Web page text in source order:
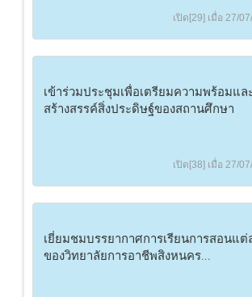
เปิด[29] เมื่อ 27/
เข้าร่วมประชุมเพื่อเตรียมความพร้อมแล
สร้างสรรค์สิ่งประดิษฐ์ของสถานศึกษา
เปิด[38] เมื่อ 27/
เยี่ยมชมบรรยากาศการเรียนการสอนแ
ของวิทยาลัยการอาชีพสิงหนคร...